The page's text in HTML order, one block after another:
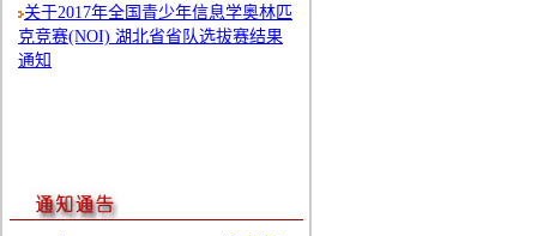
关于2017年全国青少年信息学奥林匹
克竞赛(NOI) 湖北省省队选拔赛结果
通知